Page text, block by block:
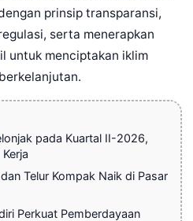
prinsip transparansi,
serta menerapkan
untuk menciptakan iklim
pada Kuartal II-2026,
Telur Kompak Naik di Pasar
Perkuat Pemberdayaan